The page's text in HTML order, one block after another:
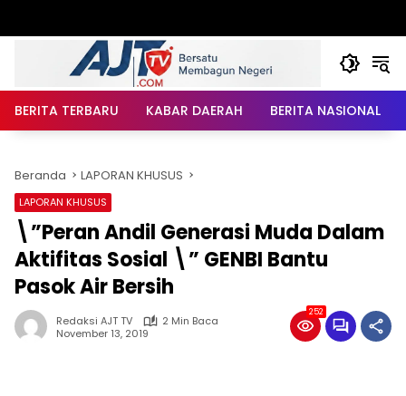
BERITA TERBARU KABAR DAERAH BERITA NASIONAL
Beranda LAPORAN KHUSUS
LAPORAN KHUSUS
\”Peran Andil Generasi Muda Dalam
Aktifitas Sosial \” GENBI Bantu
Pasok Air Bersih
Redaksi AJT TV
2 Min Baca
November 13, 2019
252